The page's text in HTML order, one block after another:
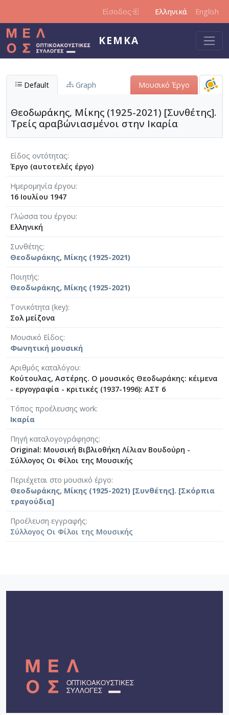
Είσοδος Ελληνικά English
ΚΕΜΚΑ
Default Graph Μουσικό Έργο
Θεοδωράκης, Μίκης (1925-2021) [Συνθέτης].
Τρείς αραβώνιασμένοι στην Ικαρία
Είδος οντότητας
Έργο (αυτοτελές έργο)
Ημερομηνία έργου
16 Ιουλίου 1947
Γλώσσα του έργου
Ελληνική
Συνθέτης
Θεοδωράκης, Μίκης (1925-2021)
Ποιητής
Θεοδωράκης, Μίκης (1925-2021)
Τονικότητα (key)
Σολ μείζονα
Μουσικό Είδος
Φωνητική μουσική
Αριθμός καταλόγου
Κούτουλας, Αστέρης. Ο μουσικός Θεοδωράκης: κέιμενα
- εργογραφία - κριτικές (1937-1996): ΑΣΤ 6
Τόπος προέλευσης work
Ικαρία
Πηγή καταλογογράφησης
Original: Μουσική Βιβλιοθήκη Λίλιαν Βουδούρη -
Σύλλογος Οι Φίλοι της Μουσικής
Περιέχεται στο μουσικό έργο
Θεοδωράκης, Μίκης (1925-2021) [Συνθέτης]. [Σκόρπια
τραγούδια]
Προέλευση εγγραφής
Σύλλογος Οι Φίλοι της Μουσικής